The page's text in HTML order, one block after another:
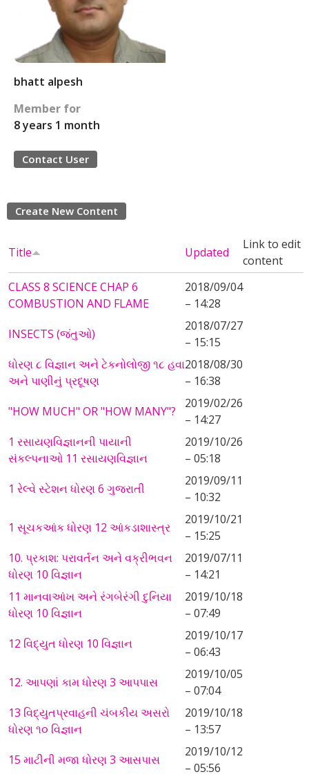
bhatt alpesh
Member for
8 years 1 month
Contact User
Create New Content
Title Updated
Link to edit
content
CLASS 8 SCIENCE CHAP 6
COMBUSTION AND FLAME
2018/09/04
– 14:28
INSECTS (જંતુઓ)
2018/07/27
– 15:15
ધોરણ ૮ વિજ્ઞાન અને ટેકનોલોજી ૧૮ હવા
અને પાણીનું પ્રદૂષણ
2018/08/30
– 16:38
"HOW MUCH" OR "HOW MANY"?
2019/02/26
– 14:27
1 રસાયણવિજ્ઞાનની પાયાની
સંકલ્પનાઓ 11 રસાયણવિજ્ઞાન
2019/10/26
– 05:18
1 રેલ્વે સ્ટેશન ધોરણ 6 ગુજરાતી
2019/09/11
– 10:32
1 સૂચકઆંક ધોરણ 12 આંકડાશાસ્ત્ર
2019/10/21
– 15:25
10. પ્રકાશ: પરાવર્તન અને વક્રીભવન
ધોરણ 10 વિજ્ઞાન
2019/07/11
– 14:21
11 માનવાઆંખ અને રંગબેરંગી દુનિયા
ધોરણ 10 વિજ્ઞાન
2019/10/18
– 07:49
12 વિદ્યુત ધોરણ 10 વિજ્ઞાન
2019/10/17
– 06:43
12. આપણાં કામ ધોરણ 3 આપપાસ
2019/10/05
– 07:04
13 વિદ્યુતપ્રવાહની ચંબકીય અસરો
ધોરણ ૧૦ વિજ્ઞાન
2019/10/18
– 13:57
15 માટીની મજા ધોરણ 3 આસપાસ
2019/10/12
– 05:56